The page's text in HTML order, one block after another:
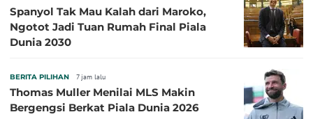
Spanyol Tak Mau Kalah dari Maroko,
Ngotot Jadi Tuan Rumah Final Piala
Dunia 2030
BERITA PILIHAN 7 jam lalu
Thomas Muller Menilai MLS Makin
Bergengsi Berkat Piala Dunia 2026